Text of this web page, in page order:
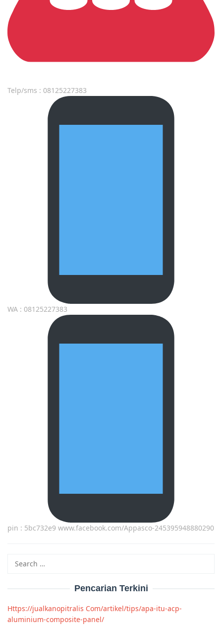
Telp/sms : 08125227383
WA : 08125227383
pin : 5bc732e9 www.facebook.com/Appasco-245395948880290
for:
Pencarian Terkini
Https://jualkanopitralis Com/artikel/tips/apa-itu-acp-
aluminium-composite-panel/